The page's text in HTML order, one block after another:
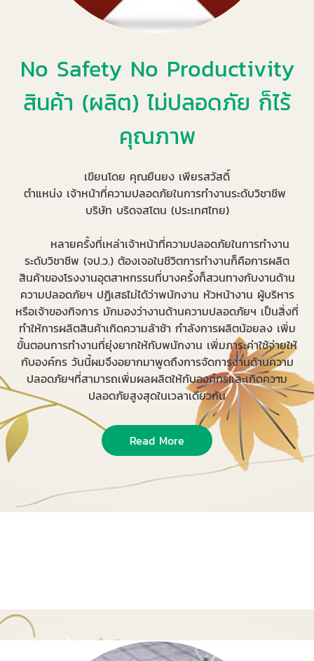
No Safety No Productivity
สินค้า (ผลิต) ไม่ปลอดภัย ก็ไร้
คุณภาพ
เขียนโดย คุณยืนยง เพียรสวัสดิ์
ตำแหน่ง เจ้าหน้าที่ความปลอดภัยในการทำงานระดับวิชาชีพ
บริษัท บริดจสโตน (ประเทศไทย)
หลายครั้งที่เหล่าเจ้าหน้าที่ความปลอดภัยในการทำงาน
ระดับวิชาชีพ (จป.ว.) ต้องเจอในชีวิตการทำงานก็คือการผลิต
สินค้าของโรงงานอุตสาหกรรมที่บางครั้งก็สวนทางกับงานด้าน
ความปลอดภัยฯ ปฏิเสธไม่ได้ว่าพนักงาน หัวหน้างาน ผู้บริหาร
หรือเจ้าของกิจการ มักมองว่างานด้านความปลอดภัยฯ เป็นสิ่งที่
ทำให้การผลิตสินค้าเกิดความล้าช้า กำลังการผลิตน้อยลง เพิ่ม
ขั้นตอนการทำงานที่ยุ่งยากให้กับพนักงาน เพิ่มภาระค่าใช้จ่ายให้
กับองค์กร วันนี้ผมจึงอยากมาพูดถึงการจัดการงานด้านความ
ปลอดภัยฯที่สามารถเพิ่มผลผลิตให้กับองค์กรและเกิดความ
ปลอดภัยสูงสุดในเวลาเดียวกัน
Read More